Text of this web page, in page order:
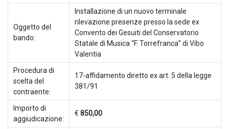
Oggetto del
bando:
Installazione di un nuovo terminale
rilevazione presenze presso la sede ex
Convento dei Gesuiti del Conservatorio
Statale di Musica “F. Torrefranca” di Vibo
Valentia
Procedura di
scelta del
contraente:
17-affidamento diretto ex art. 5 della legge
381/91
Importo di
aggiudicazione:
€ 850,00